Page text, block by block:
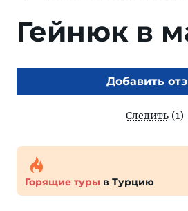
Гейнюк в
Добавить
Следить (1)
Горящие туры в Турцию